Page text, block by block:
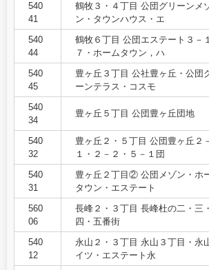
540
41
鶴牧３・４丁目 公団グリーンメ
ン・タウンハウス・エ
540
44
鶴牧６丁目 公団エステート３－
７・ホームタウン，ハ
540
45
豊ヶ丘３丁目 公社豊ヶ丘・公団
ーンテラス・コスモ
540
34
豊ヶ丘５丁目 公団豊ヶ丘団地
540
32
豊ヶ丘２・５丁目 公団豊ヶ丘２
１・２－２・５－１団
540
31
豊ヶ丘２丁目② 公団メゾン・ホ
タウン・エステート
560
06
長峰２・３丁目 長峰杜の二・三・
四・五番街
540
12
永山２・３丁目 永山３丁目・永
イツ・エステート永